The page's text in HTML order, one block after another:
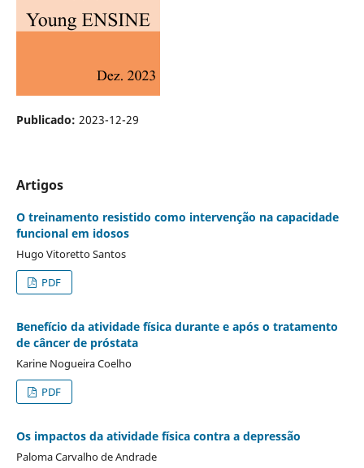
Publicado: 2023-12-29
Artigos
O treinamento resistido como intervenção na capacidade
funcional em idosos
Hugo Vitoretto Santos
PDF
Benefício da atividade física durante e após o tratamento
de câncer de próstata
Karine Nogueira Coelho
PDF
Os impactos da atividade física contra a depressão
Paloma Carvalho de Andrade